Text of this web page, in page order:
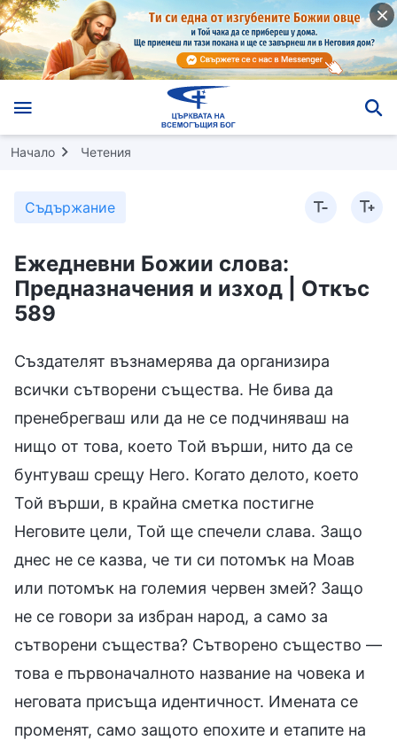
Начало Четения
Съдържание
Ежедневни Божии слова:
Предназначения и изход | Откъс
589
Създателят възнамерява да организира
всички сътворени същества. Не бива да
пренебрегваш или да не се подчиняваш на
нищо от това, което Той върши, нито да се
бунтуваш срещу Него. Когато делото, което
Той върши, в крайна сметка постигне
Неговите цели, Той ще спечели слава. Защо
днес не се казва, че ти си потомък на Моав
или потомък на големия червен змей? Защо
не се говори за избран народ, а само за
сътворени същества? Сътворено същество —
това е първоначалното название на човека и
неговата присъща идентичност. Имената се
променят, само защото епохите и етапите на